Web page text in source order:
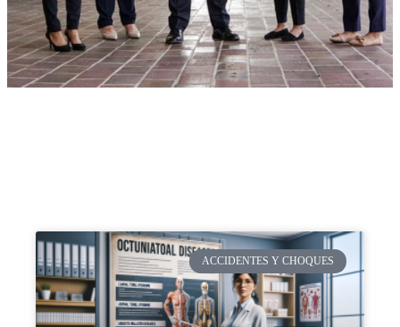
ACCIDENTES Y CHOQUES